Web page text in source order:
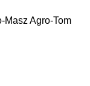
Masz Agro-Tom